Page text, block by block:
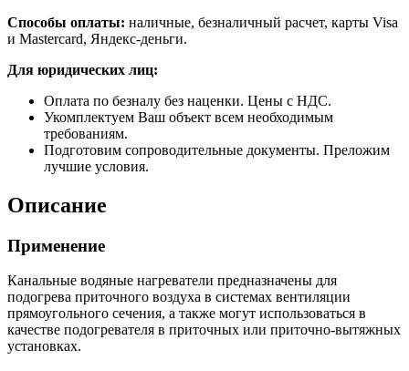
Способы оплаты: наличные, безналичный расчет, карты Visa
и Mastercard, Яндекс-деньги.
Для юридических лиц:
Оплата по безналу без наценки. Цены с НДС.
Укомплектуем Ваш объект всем необходимым
требованиям.
Подготовим сопроводительные документы. Преложим
лучшие условия.
Описание
Применение
Канальные водяные нагреватели предназначены для
подогрева приточного воздуха в системах вентиляции
прямоугольного сечения, а также могут использоваться в
качестве подогревателя в приточных или приточно-вытяжных
установках.